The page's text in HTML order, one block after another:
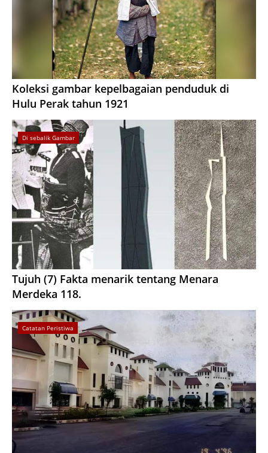
Koleksi gambar kepelbagaian penduduk di
Hulu Perak tahun 1921
Di sebalik Gambar
Tujuh (7) Fakta menarik tentang Menara
Merdeka 118.
Catatan Peristiwa